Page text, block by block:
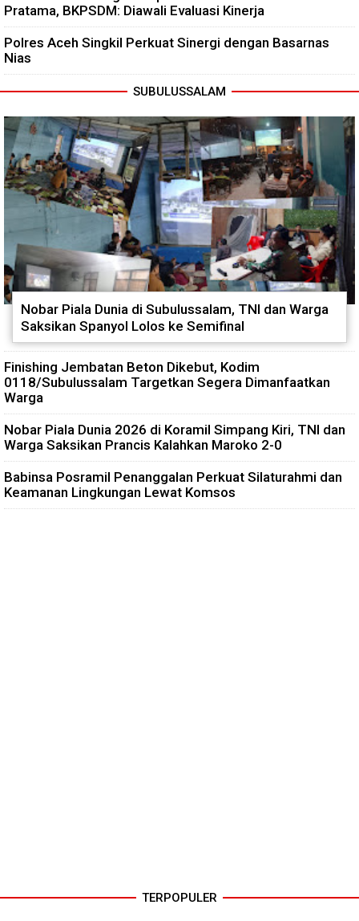
Pratama, BKPSDM: Diawali Evaluasi Kinerja
Polres Aceh Singkil Perkuat Sinergi dengan Basarnas
Nias
SUBULUSSALAM
Nobar Piala Dunia di Subulussalam, TNI dan Warga
Saksikan Spanyol Lolos ke Semifinal
Finishing Jembatan Beton Dikebut, Kodim
0118/Subulussalam Targetkan Segera Dimanfaatkan
Warga
Nobar Piala Dunia 2026 di Koramil Simpang Kiri, TNI dan
Warga Saksikan Prancis Kalahkan Maroko 2-0
Babinsa Posramil Penanggalan Perkuat Silaturahmi dan
Keamanan Lingkungan Lewat Komsos
TERPOPULER